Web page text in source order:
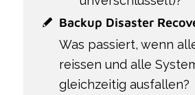
Backup Disaster
Was passiert, wenn
reissen und alle
gleichzeitig ausfallen?